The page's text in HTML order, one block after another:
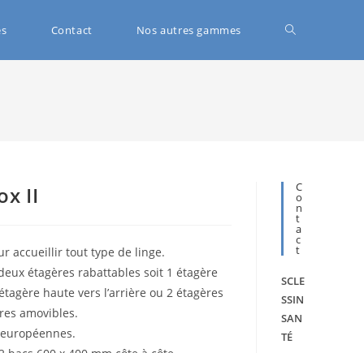
Contact Nos autres gammes
II
accueillir tout type de linge.
étagères rabattables soit 1 étagère
haute vers l’arrière ou 2 étagères
amovibles.
C
O
N
T
A
C
T
SCLE
SSIN
SAN
TÉ